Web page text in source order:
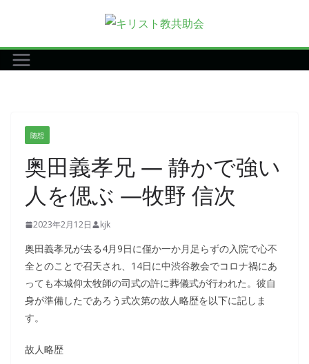
テ
ン
随想
奥田義孝兄 ― 静かで強い
人を偲ぶ ―牧野 信次
2023年2月12日 kjk
奥田義孝兄が去る4月9日に僅か一か月足らずの入院で心不
全とのことで召天され、14日に中渋谷教会でコロナ禍にあ
っても本城仰太牧師の司式の許に葬儀式が行われた。彼自
身が準備したであろう式次第の故人略歴を以下に記しま
す。
故人略歴